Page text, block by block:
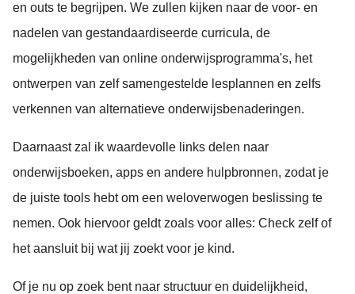
en outs te begrijpen. We zullen kijken naar de voor- en
nadelen van gestandaardiseerde curricula, de
mogelijkheden van online onderwijsprogramma's, het
ontwerpen van zelf samengestelde lesplannen en zelfs
verkennen van alternatieve onderwijsbenaderingen.
Daarnaast zal ik waardevolle links delen naar
onderwijsboeken, apps en andere hulpbronnen, zodat je
de juiste tools hebt om een weloverwogen beslissing te
nemen. Ook hiervoor geldt zoals voor alles: Check zelf of
het aansluit bij wat jij zoekt voor je kind.
Of je nu op zoek bent naar structuur en duidelijkheid,